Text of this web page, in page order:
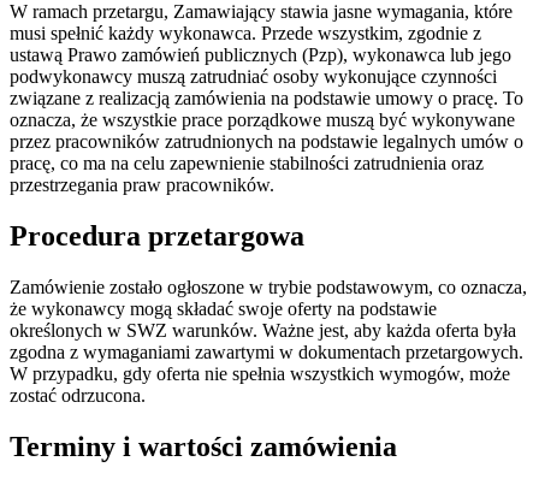
W ramach przetargu, Zamawiający stawia jasne wymagania, które
musi spełnić każdy wykonawca. Przede wszystkim, zgodnie z
ustawą Prawo zamówień publicznych (Pzp), wykonawca lub jego
podwykonawcy muszą zatrudniać osoby wykonujące czynności
związane z realizacją zamówienia na podstawie umowy o pracę. To
oznacza, że wszystkie prace porządkowe muszą być wykonywane
przez pracowników zatrudnionych na podstawie legalnych umów o
pracę, co ma na celu zapewnienie stabilności zatrudnienia oraz
przestrzegania praw pracowników.
Procedura przetargowa
Zamówienie zostało ogłoszone w trybie podstawowym, co oznacza,
że wykonawcy mogą składać swoje oferty na podstawie
określonych w SWZ warunków. Ważne jest, aby każda oferta była
zgodna z wymaganiami zawartymi w dokumentach przetargowych.
W przypadku, gdy oferta nie spełnia wszystkich wymogów, może
zostać odrzucona.
Terminy i wartości zamówienia